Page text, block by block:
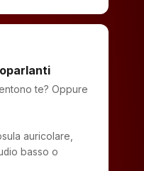
te? Oppure
auricolare,
basso o